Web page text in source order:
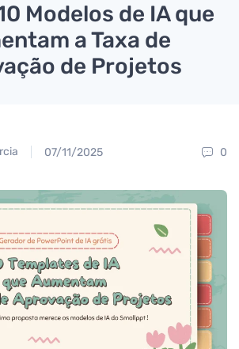
Modelos de IA que
a Taxa de
de Projetos
07/11/2025 0